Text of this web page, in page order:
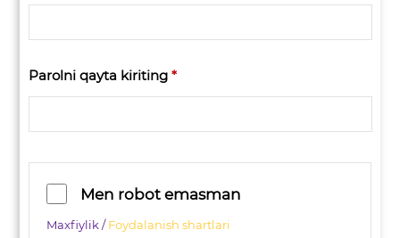
Parolni qayta kiriting*
Men robot emasman
Maxfiylik / Foydalanish shartlari